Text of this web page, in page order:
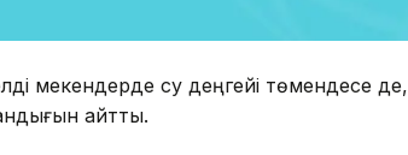
мекендерде су деңгейі төмендесе де,
айтты.